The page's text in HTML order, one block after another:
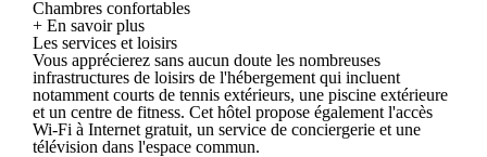
Chambres confortables
+ En savoir plus
Les services et loisirs
Vous apprécierez sans aucun doute les nombreuses
infrastructures de loisirs de l'hébergement qui incluent
notamment courts de tennis extérieurs, une piscine extérieure
et un centre de fitness. Cet hôtel propose également l'accès
Wi-Fi à Internet gratuit, un service de conciergerie et une
télévision dans l'espace commun.